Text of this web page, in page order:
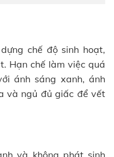
chế độ sinh hoạt,
Hạn chế làm việc quá
ánh sáng xanh, ánh
và ngủ đủ giấc để vết
và không phát sinh